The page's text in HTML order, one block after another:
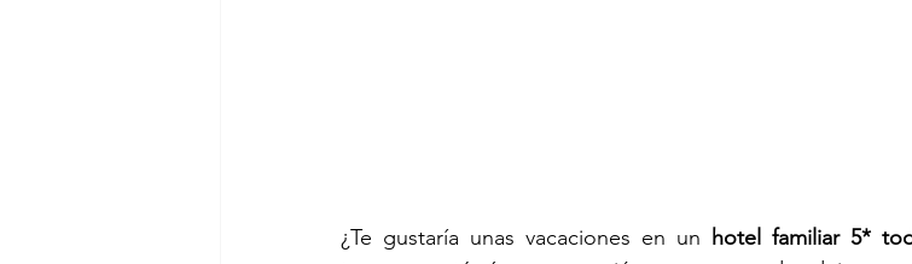
¿Te gustaría unas vacaciones en un hotel familiar 5*